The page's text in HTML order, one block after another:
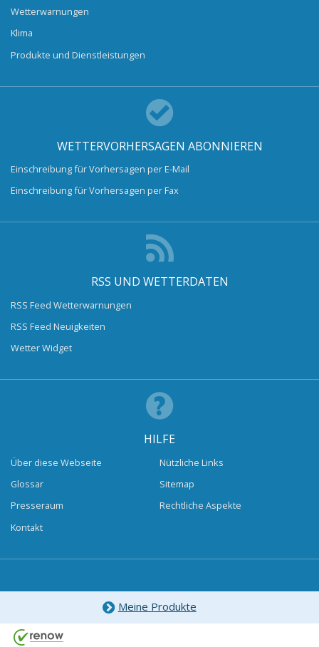
Wetterwarnungen
Klima
Produkte und Dienstleistungen
WETTERVORHERSAGEN ABONNIEREN
Einschreibung für Vorhersagen per E-Mail
Einschreibung für Vorhersagen per Fax
RSS UND WETTERDATEN
RSS Feed Wetterwarnungen
RSS Feed Neuigkeiten
Wetter Widget
HILFE
Über diese Webseite
Glossar
Presseraum
Kontakt
Nützliche Links
Sitemap
Rechtliche Aspekte
Meine Produkte